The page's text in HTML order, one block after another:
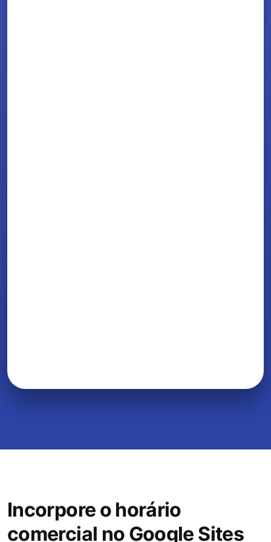
Incorpore o horário
comercial no Google Sites